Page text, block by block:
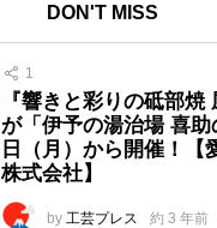
DON'T MISS
1
『響きと彩りの砥部焼
が「伊予の湯治場 喜助
日（月）から開催！【
株式会社】
by 工芸プレス 約 3 年前